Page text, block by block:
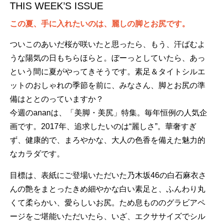
THIS WEEK’S ISSUE
この夏、手に入れたいのは、麗しの脚とお尻です。
ついこのあいだ桜が咲いたと思ったら、もう、汗ばむよ
うな陽気の日もちらほらと。ぼーっとしていたら、あっ
という間に夏がやってきそうです。素足＆タイトシルエ
ットのおしゃれの季節を前に、みなさん、脚とお尻の準
備はととのっていますか？
今週のananは、「美脚・美尻」特集。毎年恒例の人気企
画です。2017年、追求したいのは“麗しさ”。華奢すぎ
ず、健康的で、まろやかな、大人の色香を備えた魅力的
なカラダです。
目標は、表紙にご登場いただいた乃木坂46の白石麻衣さ
んの艶をまとったきめ細やかな白い素足と、ふんわり丸
くて柔らかい、愛らしいお尻。ため息もののグラビアペ
ージをご堪能いただいたら、いざ、エクササイズでシル